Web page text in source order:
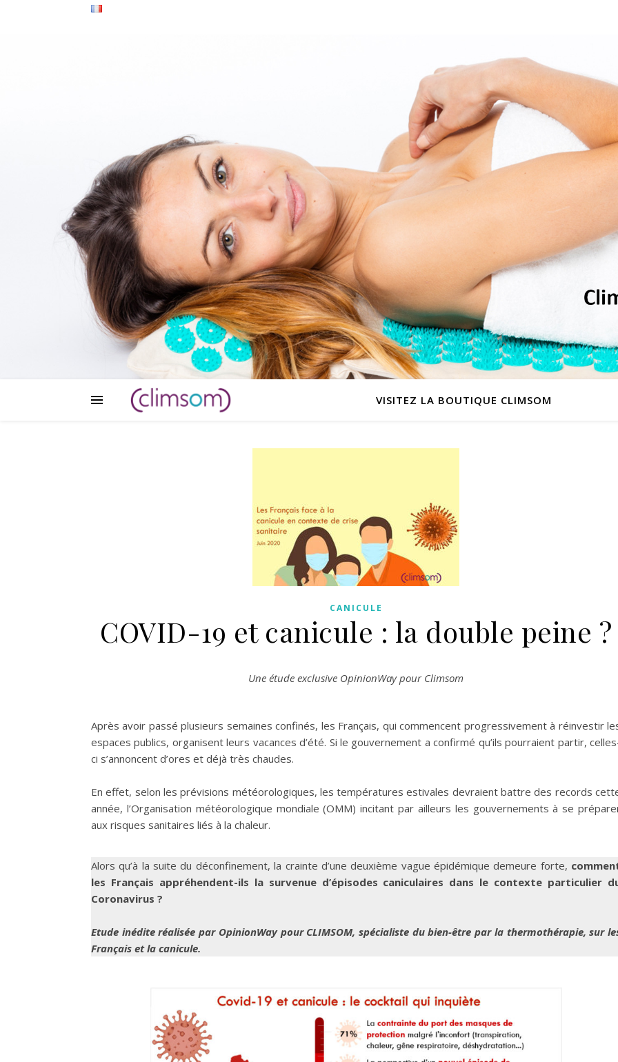
VISITEZ LA BOUTIQUE CLIMSOM
CANICULE
COVID-19 et canicule : la double peine ?
Une étude exclusive OpinionWay pour Climsom
Après avoir passé plusieurs semaines confinés, les Français, qui commencent progressivement à réinvestir
espaces publics, organisent leurs vacances d’été. Si le gouvernement a confirmé qu’ils pourraient partir,
ci s’annoncent d’ores et déjà très chaudes.
En effet, selon les prévisions météorologiques, les températures estivales devraient battre des records
année, l’Organisation météorologique mondiale (OMM) incitant par ailleurs les gouvernements à se
aux risques sanitaires liés à la chaleur.
Alors qu’à la suite du déconfinement, la crainte d’une deuxième vague épidémique demeure forte,
les Français appréhendent-ils la survenue d’épisodes caniculaires dans le contexte particulier
Coronavirus ?
Etude inédite réalisée par OpinionWay pour CLIMSOM, spécialiste du bien-être par la thermothérapie, sur
Français et la canicule.